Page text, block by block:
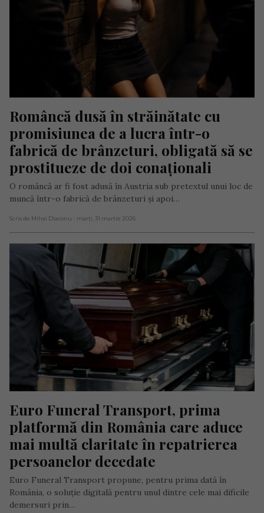
Româncă dusă în străinătate cu
promisiunea de a lucra într-o
fabrică de brânzeturi, obligată să se
prostitueze de doi conaționali
O româncă ar fi fost adusă în Austria sub pretextul unui loc de
muncă într-o fabrică de brânzeturi și apoi…
Scris de Mihai Diaconu - marți, 31 martie 2026
Euro Funeral Transport, prima
platformă din România care aduce
mai multă claritate în repatrierea
persoanelor decedate
Euro Funeral Transport propune, pentru prima dată în
România, o soluție digitală pentru unul dintre cele mai dificile
demersuri prin…